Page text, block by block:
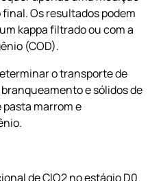
Os resultados podem
kappa filtrado ou com a
(COD).
o transporte de
e sólidos de
pasta marrom e
de ClO2 no estágio D0